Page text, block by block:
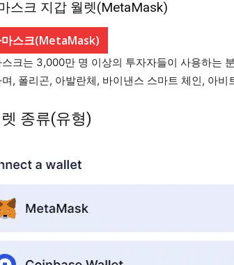
스크 지갑 월렛(MetaMask)
마스크(MetaMask)
크는 3,000만 명 이상의 투자자들이 사용하는
, 폴리곤, 아발란체, 바이낸스 스마트 체인, 아
종류(유형)